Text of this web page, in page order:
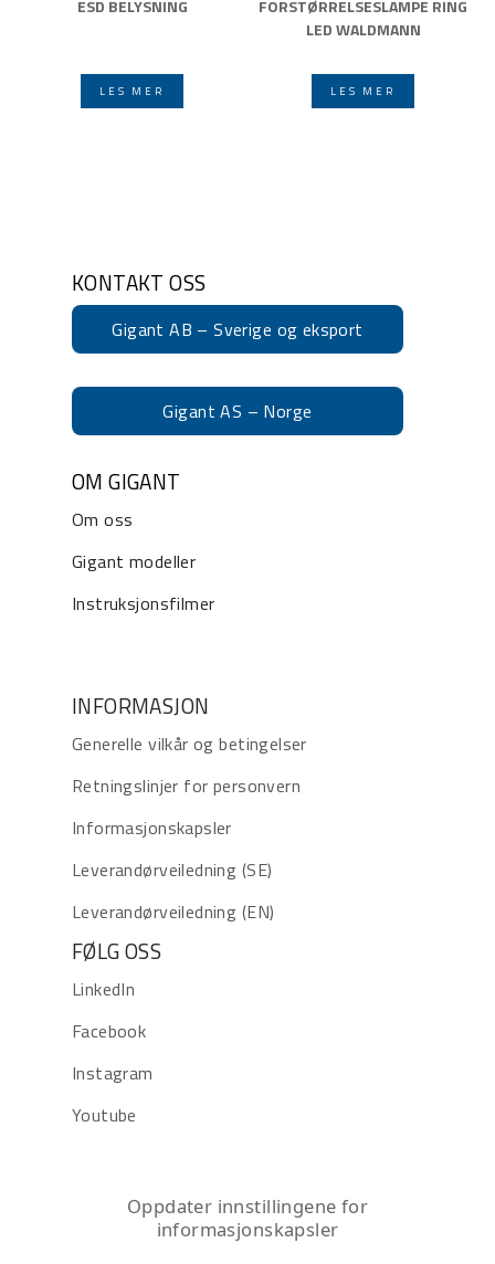
ESD BELYSNING
LES MER
FORSTØRRELSESLAMPE RING
LED WALDMANN
LES MER
KONTAKT OSS
Gigant AB – Sverige og eksport
Gigant AS – Norge
OM GIGANT
Om oss
Gigant modeller
Instruksjonsfilmer
INFORMASJON
Generelle vilkår og betingelser
Retningslinjer for personvern
Informasjonskapsler
Leverandørveiledning (SE)
Leverandørveiledning (EN)
FØLG OSS
LinkedIn
Facebook
Instagram
Youtube
Oppdater innstillingene for
informasjonskapsler